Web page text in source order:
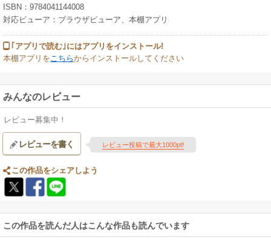
ISBN：9784041144008
対応ビューア：ブラウザビューア、本棚アプリ
｢アプリで読む｣にはアプリをインストール!
本棚アプリをこちらからインストールしてください
みんなのレビュー
レビュー募集中！
レビューを書く レビュー投稿で最大1000pt!
この作品をシェアしよう
この作品を読んだ人はこんな作品も読んでいます